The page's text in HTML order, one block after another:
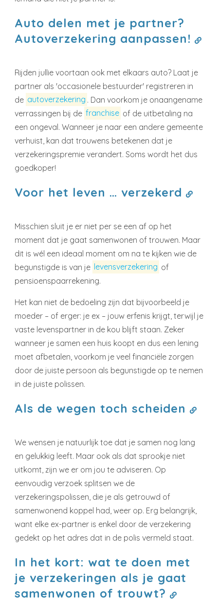
Auto delen met je partner?
Autoverzekering aanpassen!
Rijden jullie voortaan ook met elkaars auto? Laat je
partner als 'occasionele bestuurder' registreren in
de autoverzekering . Dan voorkom je onaangename
verrassingen bij de franchise of de uitbetaling na
een ongeval. Wanneer je naar een andere gemeente
verhuist, kan dat trouwens betekenen dat je
verzekeringspremie verandert. Soms wordt het dus
goedkoper!
Voor het leven … verzekerd
Misschien sluit je er niet per se een af op het
moment dat je gaat samenwonen of trouwen. Maar
dit is wél een ideaal moment om na te kijken wie de
begunstigde is van je levensverzekering of
pensioenspaarrekening.
Het kan niet de bedoeling zijn dat bijvoorbeeld je
moeder – of erger: je ex – jouw erfenis krijgt, terwijl je
vaste levenspartner in de kou blijft staan. Zeker
wanneer je samen een huis koopt en dus een lening
moet afbetalen, voorkom je veel financiële zorgen
door de juiste persoon als begunstigde op te nemen
in de juiste polissen.
Als de wegen toch scheiden
We wensen je natuurlijk toe dat je samen nog lang
en gelukkig leeft. Maar ook als dat sprookje niet
uitkomt, zijn we er om jou te adviseren. Op
eenvoudig verzoek splitsen we de
verzekeringspolissen, die je als getrouwd of
samenwonend koppel had, weer op. Erg belangrijk,
want elke ex-partner is enkel door de verzekering
gedekt op het adres dat in de polis vermeld staat.
In het kort: wat te doen met
je verzekeringen als je gaat
samenwonen of trouwt?